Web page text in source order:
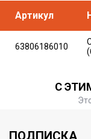
Артикул
63806186010
С
ПОДПИСКА